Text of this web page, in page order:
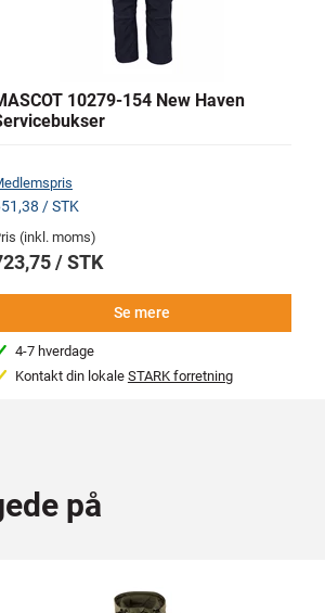
10279-154 New Haven
/ STK
(inkl. moms)
/ STK
Se mere
4-7 hverdage
Kontakt din lokale STARK forretning
på